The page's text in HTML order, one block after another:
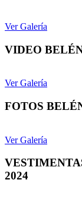
Ver Galería
VIDEO
Ver Galería
FOTOS
Ver Galería
2024